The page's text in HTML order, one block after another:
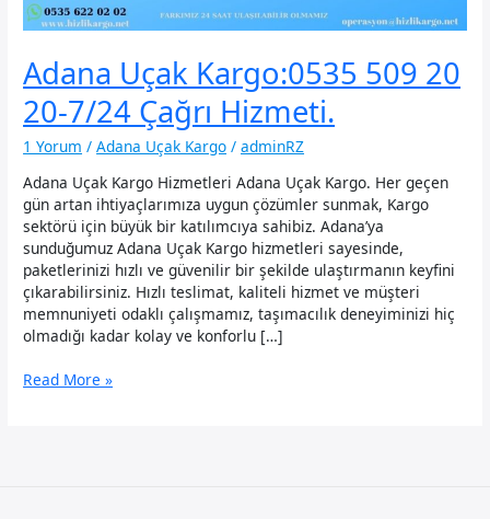
Adana Uçak Kargo:0535 509 20
20-7/24 Çağrı Hizmeti.
1 Yorum /Adana Uçak Kargo /adminRZ
Adana Uçak Kargo Hizmetleri Adana Uçak Kargo. Her geçen
gün artan ihtiyaçlarımıza uygun çözümler sunmak, Kargo
sektörü için büyük bir katılımcıya sahibiz. Adana’ya
sunduğumuz Adana Uçak Kargo hizmetleri sayesinde,
paketlerinizi hızlı ve güvenilir bir şekilde ulaştırmanın keyfini
çıkarabilirsiniz. Hızlı teslimat, kaliteli hizmet ve müşteri
memnuniyeti odaklı çalışmamız, taşımacılık deneyiminizi hiç
olmadığı kadar kolay ve konforlu […]
Adana
Read More »